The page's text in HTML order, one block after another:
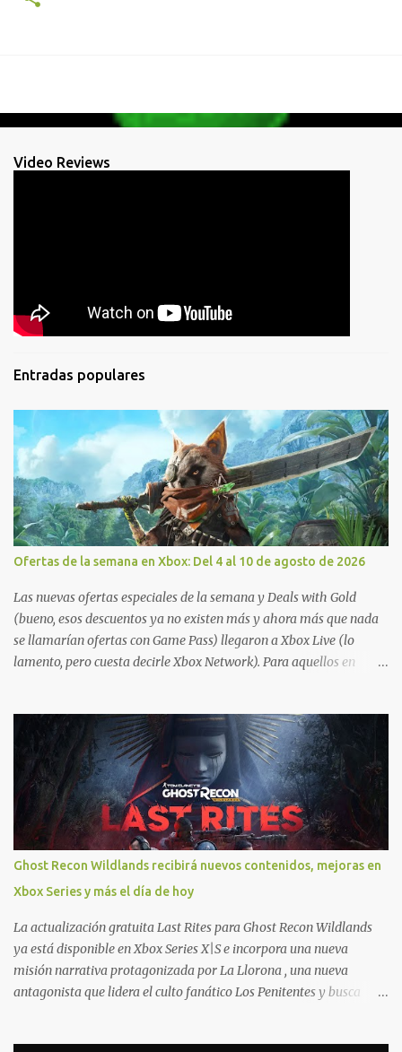
Video Reviews
Entradas populares
Ofertas de la semana en Xbox: Del 4 al 10 de agosto de 2026
Las nuevas ofertas especiales de la semana y Deals with Gold
(bueno, esos descuentos ya no existen más y ahora más que nada
se llamarían ofertas con Game Pass) llegaron a Xbox Live (lo
lamento, pero cuesta decirle Xbox Network). Para aquellos en
jugarlos y mantener un progreso compartido en Windows PC y
Xbox, y tenemos un listado de juegos compatibles por acá . ¿Aún
necesitas una mano con las compras? Tenemos un tutorial extenso
o en vídeo para que se quiten todas las dudas generales de cómo
hacer compras en Xbox . Podes consultar un listado más completo
de promociones desde xbox.com. El post puede tener
actualizaciones regulares o cambios ante cualquier error. Ofertas
- Argentina Ofertas - Chile Ofertas - Colombia Ofertas - México
Ofertas - Estados Unidos Ofertas - España Todas las ofertas de
Xbox One también aplican a Xbox Series, a excepción de los jue...
Ghost Recon Wildlands recibirá nuevos contenidos, mejoras en
Xbox Series y más el día de hoy
La actualización gratuita Last Rites para Ghost Recon Wildlands
ya está disponible en Xbox Series X|S e incorpora una nueva
misión narrativa protagonizada por La Llorona , una nueva
antagonista que lidera el culto fanático Los Penitentes y busca